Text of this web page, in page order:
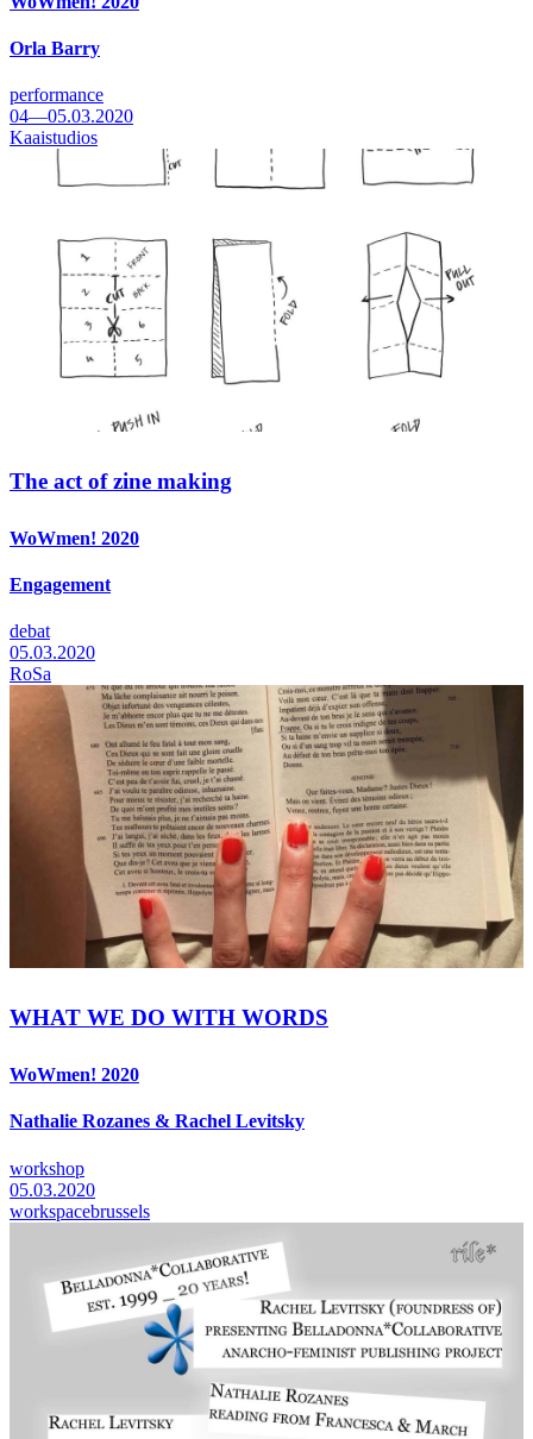
Orla Barry
performance
04—05.03.2020
Kaaistudios
The act of zine making
WoWmen! 2020
Engagement
debat
05.03.2020
RoSa
WHAT WE DO WITH WORDS
WoWmen! 2020
Nathalie Rozanes & Rachel Levitsky
workshop
05.03.2020
workspacebrussels